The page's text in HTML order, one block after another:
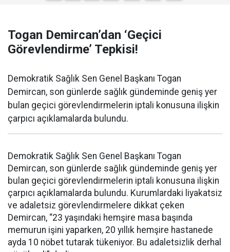
Togan Demircan’dan ‘Geçici
Görevlendirme’ Tepkisi!
Demokratik Sağlık Sen Genel Başkanı Togan
Demircan, son günlerde sağlık gündeminde geniş yer
bulan geçici görevlendirmelerin iptali konusuna ilişkin
çarpıcı açıklamalarda bulundu.
Demokratik Sağlık Sen Genel Başkanı Togan
Demircan, son günlerde sağlık gündeminde geniş yer
bulan geçici görevlendirmelerin iptali konusuna ilişkin
çarpıcı açıklamalarda bulundu. Kurumlardaki liyakatsiz
ve adaletsiz görevlendirmelere dikkat çeken
Demircan, “23 yaşındaki hemşire masa başında
memurun işini yaparken, 20 yıllık hemşire hastanede
ayda 10 nöbet tutarak tükeniyor. Bu adaletsizlik derhal